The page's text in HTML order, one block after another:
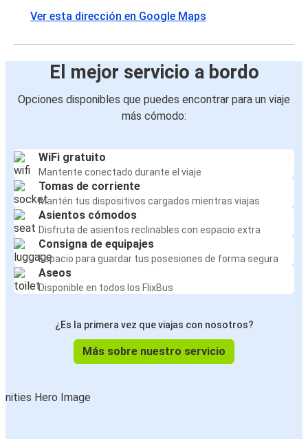
Ver esta dirección en Google Maps
El mejor servicio a bordo
Opciones disponibles que puedes encontrar para un viaje
más cómodo:
WiFi gratuito
Mantente conectado durante el viaje
Tomas de corriente
Mantén tus dispositivos cargados mientras viajas
Asientos cómodos
Disfruta de asientos reclinables con espacio extra
Consigna de equipajes
Espacio para guardar tus posesiones de forma segura
Aseos
Disponible en todos los FlixBus
¿Es la primera vez que viajas con nosotros?
Más sobre nuestro servicio